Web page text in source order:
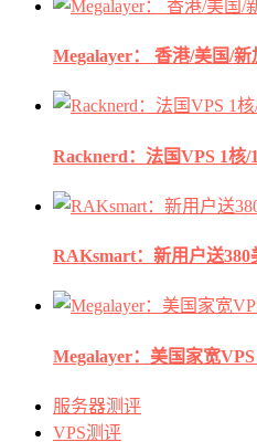
Megalayer： 香港/美国/
Racknerd：法国VPS 1核/
RAKsmart：新用户送
Megalayer：美国家宽
服务器测评
VPS测评